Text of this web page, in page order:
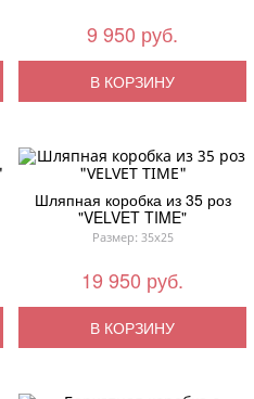
9 950 руб.
В КОРЗИНУ
Шляпная коробка из 35 роз
"VELVET TIME"
Размер: 35x25
19 950 руб.
В КОРЗИНУ